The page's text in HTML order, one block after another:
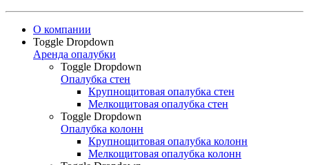
О компании
Toggle Dropdown
Аренда опалубки
Toggle Dropdown
Опалубка стен
Крупнощитовая опалубка стен
Мелкощитовая опалубка стен
Toggle Dropdown
Опалубка колонн
Крупнощитовая опалубка колонн
Мелкощитовая опалубка колонн